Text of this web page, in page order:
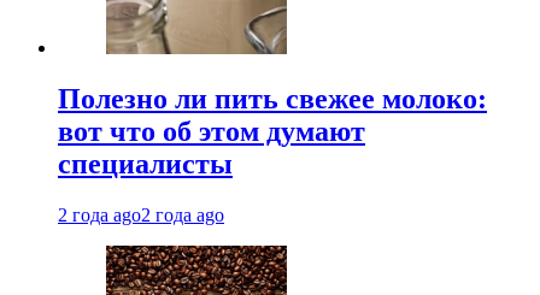
Полезно ли пить свежее молоко:
вот что об этом думают
специалисты
2 года ago2 года ago